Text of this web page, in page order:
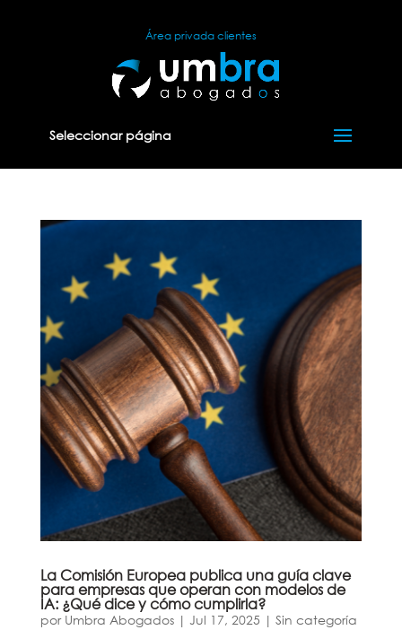
Área privada clientes
Seleccionar página
La Comisión Europea publica una guía clave
para empresas que operan con modelos de
IA: ¿Qué dice y cómo cumplirla?
por Umbra Abogados| Jul 17, 2025 | Sin categoría